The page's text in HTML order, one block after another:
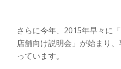
さらに今年、2015年早々に
店舗向け説明会」が始まり
っています。